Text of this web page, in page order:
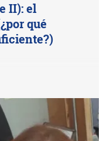
II): el
qué